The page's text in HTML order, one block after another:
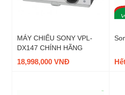
MÁY CHIẾU SONY VPL-
DX147 CHÍNH HÃNG
18,998,000 VNĐ